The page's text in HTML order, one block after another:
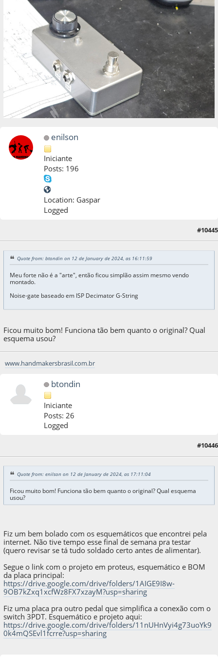
enilson
Iniciante
Posts: 196
Location: Gaspar
Logged
#10445
Quote from: btondin on 12 de January de 2024, as 16:11:59
Meu forte não é a "arte", então ficou simplão assim mesmo vendo
montado.
Noise-gate baseado em ISP Decimator G-String
Ficou muito bom! Funciona tão bem quanto o original? Qual
esquema usou?
www.handmakersbrasil.com.br
btondin
Iniciante
Posts: 26
Logged
#10446
Quote from: enilson on 12 de January de 2024, as 17:11:04
Ficou muito bom! Funciona tão bem quanto o original? Qual esquema
usou?
Fiz um bem bolado com os esquemáticos que encontrei pela
internet. Não tive tempo esse final de semana pra testar
(quero revisar se tá tudo soldado certo antes de alimentar).
Segue o link com o projeto em proteus, esquemático e BOM
da placa principal:
https://drive.google.com/drive/folders/1AIGE9I8w-
9OB7kZxq1xcfWz8FX7xzayM?usp=sharing
Fiz uma placa pra outro pedal que simplifica a conexão com o
switch 3PDT. Esquemático e projeto aqui:
https://drive.google.com/drive/folders/11nUHnVyi4g73uoYk9
0k4mQSEvl1fcrre?usp=sharing